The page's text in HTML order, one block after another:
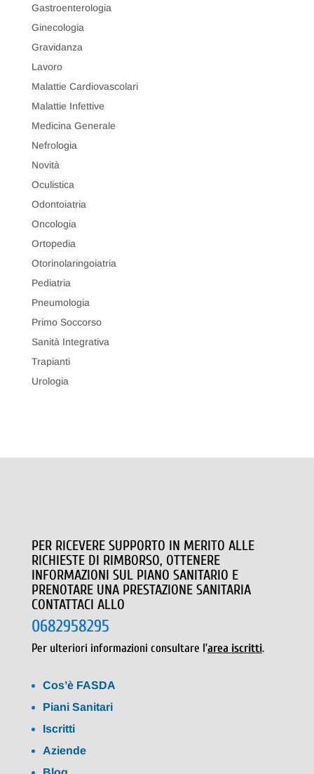
Gastroenterologia
Ginecologia
Gravidanza
Lavoro
Malattie Cardiovascolari
Malattie Infettive
Medicina Generale
Nefrologia
Novità
Oculistica
Odontoiatria
Oncologia
Ortopedia
Otorinolaringoiatria
Pediatria
Pneumologia
Primo Soccorso
Sanità Integrativa
Trapianti
Urologia
PER RICEVERE SUPPORTO IN MERITO ALLE
RICHIESTE DI RIMBORSO, OTTENERE
INFORMAZIONI SUL PIANO SANITARIO E
PRENOTARE UNA PRESTAZIONE SANITARIA
CONTATTACI ALLO
0682958295
Per ulteriori informazioni consultare l’area iscritti.
Cos’è FASDA
Piani Sanitari
Iscritti
Aziende